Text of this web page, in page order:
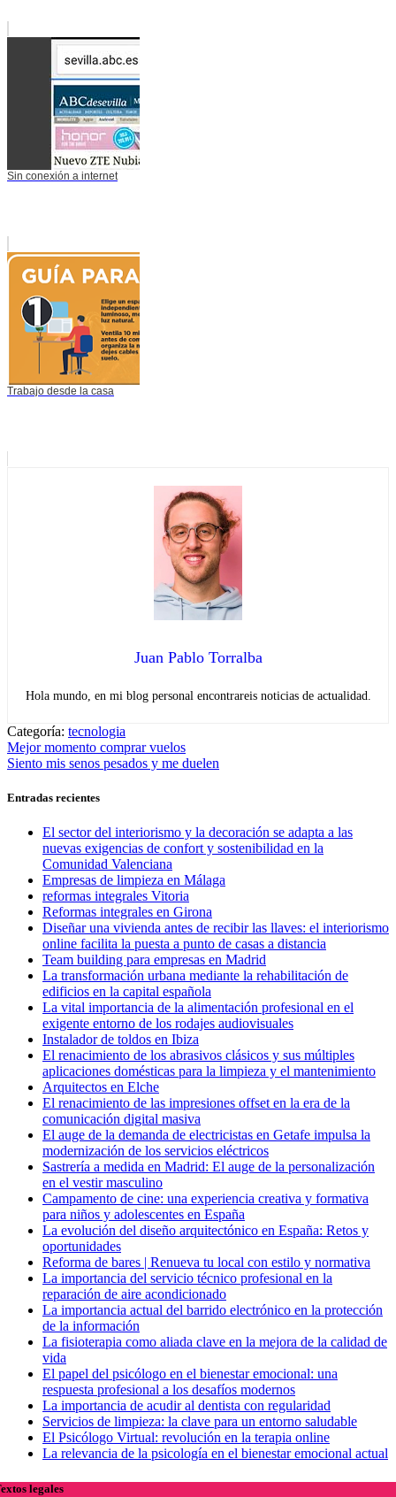
Sin conexión a internet
Trabajo desde la casa
Juan Pablo Torralba
Hola mundo, en mi blog personal encontrareis noticias de actualidad.
Categoría: tecnologia
Navegación
de
entradas
Entrada
anterior:
Mejor momento comprar vuelos
Entrada
Siento mis senos pesados y me duelen
Entradas recientes
El sector del interiorismo y la decoración se adapta a las
nuevas exigencias de confort y sostenibilidad en la
Comunidad Valenciana
Empresas de limpieza en Málaga
reformas integrales Vitoria
Reformas integrales en Girona
Diseñar una vivienda antes de recibir las llaves: el interiorismo
online facilita la puesta a punto de casas a distancia
Team building para empresas en Madrid
La transformación urbana mediante la rehabilitación de
edificios en la capital española
La vital importancia de la alimentación profesional en el
exigente entorno de los rodajes audiovisuales
Instalador de toldos en Ibiza
El renacimiento de los abrasivos clásicos y sus múltiples
aplicaciones domésticas para la limpieza y el mantenimiento
Arquitectos en Elche
El renacimiento de las impresiones offset en la era de la
comunicación digital masiva
El auge de la demanda de electricistas en Getafe impulsa la
modernización de los servicios eléctricos
Sastrería a medida en Madrid: El auge de la personalización
en el vestir masculino
Campamento de cine: una experiencia creativa y formativa
para niños y adolescentes en España
La evolución del diseño arquitectónico en España: Retos y
oportunidades
Reforma de bares | Renueva tu local con estilo y normativa
La importancia del servicio técnico profesional en la
reparación de aire acondicionado
La importancia actual del barrido electrónico en la protección
de la información
La fisioterapia como aliada clave en la mejora de la calidad de
vida
El papel del psicólogo en el bienestar emocional: una
respuesta profesional a los desafíos modernos
La importancia de acudir al dentista con regularidad
Servicios de limpieza: la clave para un entorno saludable
El Psicólogo Virtual: revolución en la terapia online
La relevancia de la psicología en el bienestar emocional actual
legales